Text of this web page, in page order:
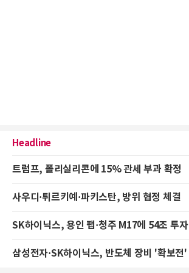
Headline
트럼프, 폴리실리콘에 15% 관세 부과 확정
사우디·튀르키예·파키스탄, 방위 협정 체결
SK하이닉스, 용인 팹·청주 M17에 54조 투자
삼성전자·SK하이닉스, 반도체 장비 '확보전'